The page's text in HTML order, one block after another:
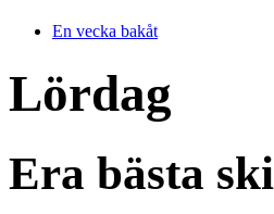
En vecka bakåt
Lördag
Era bästa